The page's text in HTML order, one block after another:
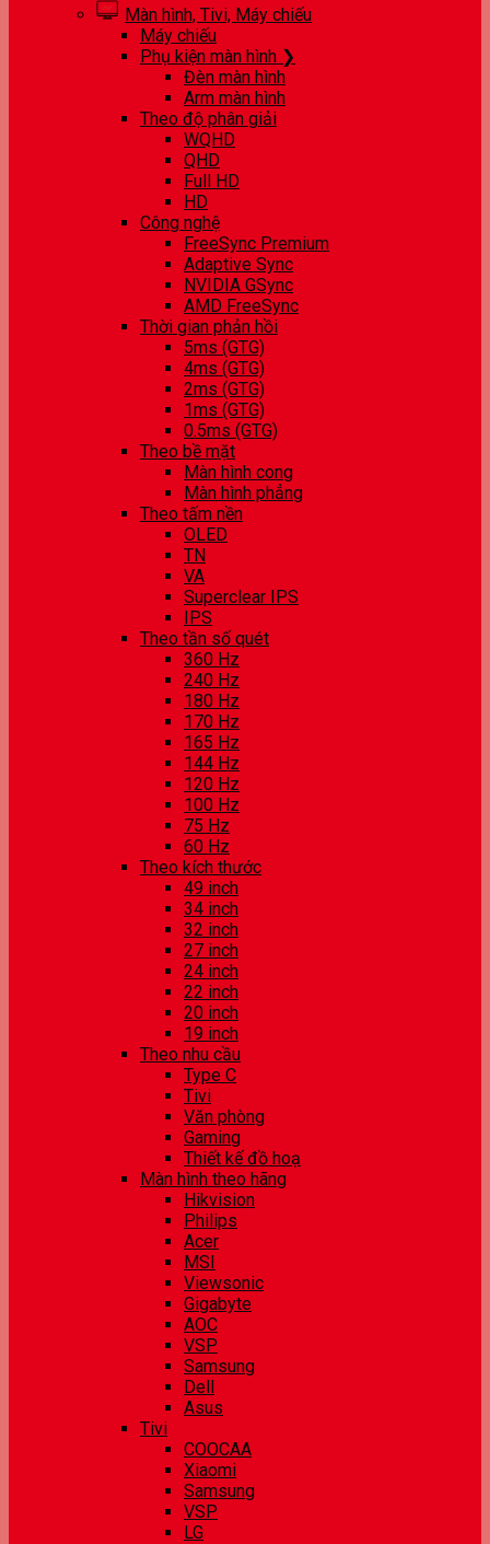
Màn hình, Tivi, Máy chiếu
Máy chiếu
Phụ kiện màn hình ❯
Đèn màn hình
Arm màn hình
Theo độ phân giải
WQHD
QHD
Full HD
HD
Công nghệ
FreeSync Premium
Adaptive Sync
NVIDIA GSync
AMD FreeSync
Thời gian phản hồi
5ms (GTG)
4ms (GTG)
2ms (GTG)
1ms (GTG)
0.5ms (GTG)
Theo bề mặt
Màn hình cong
Màn hình phẳng
Theo tấm nền
OLED
TN
VA
Superclear IPS
IPS
Theo tần số quét
360 Hz
240 Hz
180 Hz
170 Hz
165 Hz
144 Hz
120 Hz
100 Hz
75 Hz
60 Hz
Theo kích thước
49 inch
34 inch
32 inch
27 inch
24 inch
22 inch
20 inch
19 inch
Theo nhu cầu
Type C
Tivi
Văn phòng
Gaming
Thiết kế đồ hoạ
Màn hình theo hãng
Hikvision
Philips
Acer
MSI
Viewsonic
Gigabyte
AOC
VSP
Samsung
Dell
Asus
Tivi
COOCAA
Xiaomi
Samsung
VSP
LG